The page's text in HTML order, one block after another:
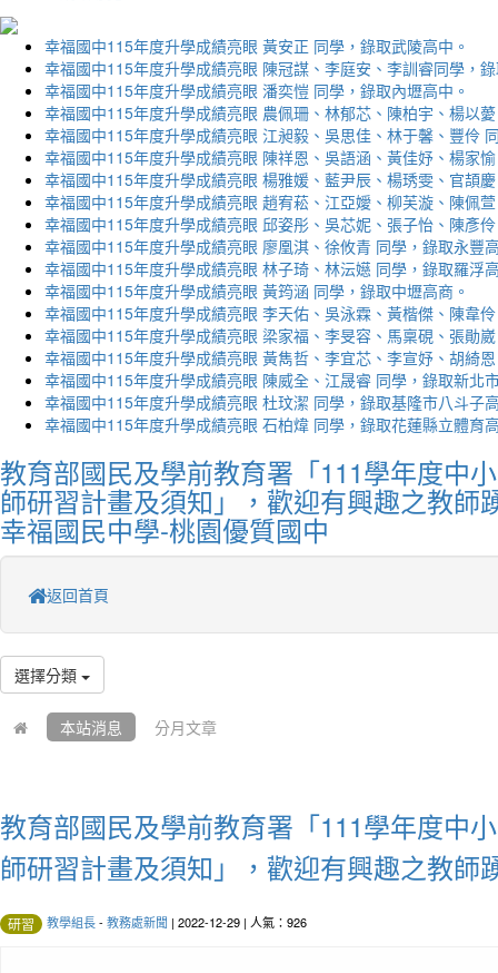
幸福國中115年度升學成績亮眼 黃安正 同學，錄取武陵高中。
幸福國中115年度升學成績亮眼 陳冠謀、李庭安、李訓睿同學，
幸福國中115年度升學成績亮眼 潘奕愷 同學，錄取內壢高中。
幸福國中115年度升學成績亮眼 農佩珊、林郁芯、陳柏宇、楊以
幸福國中115年度升學成績亮眼 江昶毅、吳思佳、林于馨、豐伶
幸福國中115年度升學成績亮眼 陳祥恩、吳語涵、黃佳妤、楊家
幸福國中115年度升學成績亮眼 楊雅媛、藍尹辰、楊琇雯、官頡
幸福國中115年度升學成績亮眼 趙宥菘、江亞嬡、柳芙漩、陳佩
幸福國中115年度升學成績亮眼 邱姿彤、吳芯妮、張子怡、陳彥
幸福國中115年度升學成績亮眼 廖凰淇、徐攸青 同學，錄取永豐
幸福國中115年度升學成績亮眼 林子琦、林沄嬨 同學，錄取羅浮
幸福國中115年度升學成績亮眼 黃筠涵 同學，錄取中壢高商。
幸福國中115年度升學成績亮眼 李天佑、吳泳霖、黃楷傑、陳韋
幸福國中115年度升學成績亮眼 梁家福、李旻容、馬稟硯、張勛
幸福國中115年度升學成績亮眼 黃雋哲、李宜芯、李宣妤、胡綺
幸福國中115年度升學成績亮眼 陳威全、江晟睿 同學，錄取新北
幸福國中115年度升學成績亮眼 杜玟潔 同學，錄取基隆市八斗子
幸福國中115年度升學成績亮眼 石柏煒 同學，錄取花蓮縣立體育
教育部國民及學前教育署「111學年度中
師研習計畫及須知」，歡迎有興趣之教師
幸福國民中學-桃園優質國中
返回首頁
選擇分類
本站消息 分月文章
教育部國民及學前教育署「111學年度中
師研習計畫及須知」，歡迎有興趣之教師
研習 教學組長- 教務處新聞 | 2022-12-29 | 人氣：926